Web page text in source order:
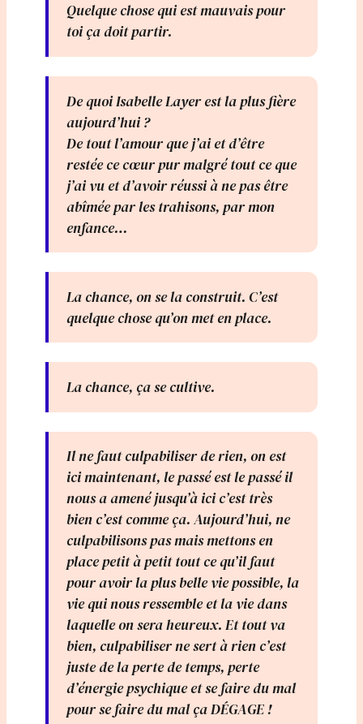
Quelque chose qui est mauvais pour
toi ça doit partir.
De quoi Isabelle Layer est la plus fière
aujourd’hui ?
De tout l’amour que j’ai et d’être
restée ce cœur pur malgré tout ce que
j’ai vu et d’avoir réussi à ne pas être
abîmée par les trahisons, par mon
enfance…
La chance, on se la construit. C’est
quelque chose qu’on met en place.
La chance, ça se cultive.
Il ne faut culpabiliser de rien, on est
ici maintenant, le passé est le passé il
nous a amené jusqu’à ici c’est très
bien c’est comme ça. Aujourd’hui, ne
culpabilisons pas mais mettons en
place petit à petit tout ce qu’il faut
pour avoir la plus belle vie possible, la
vie qui nous ressemble et la vie dans
laquelle on sera heureux. Et tout va
bien, culpabiliser ne sert à rien c’est
juste de la perte de temps, perte
d’énergie psychique et se faire du mal
pour se faire du mal ça DÉGAGE !